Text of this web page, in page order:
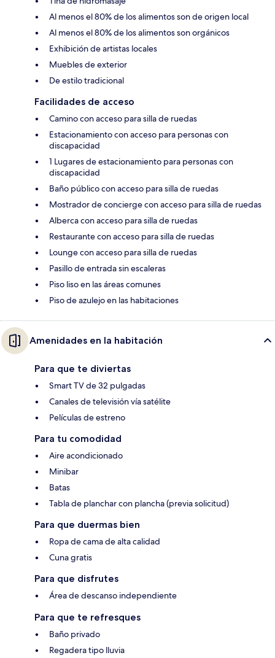
Al menos el 80% de los alimentos son de origen local
Al menos el 80% de los alimentos son orgánicos
Exhibición de artistas locales
Muebles de exterior
De estilo tradicional
Facilidades de acceso
Camino con acceso para silla de ruedas
Estacionamiento con acceso para personas con
discapacidad
1 Lugares de estacionamiento para personas con
discapacidad
Baño público con acceso para silla de ruedas
Mostrador de concierge con acceso para silla de ruedas
Alberca con acceso para silla de ruedas
Restaurante con acceso para silla de ruedas
Lounge con acceso para silla de ruedas
Pasillo de entrada sin escaleras
Piso liso en las áreas comunes
Piso de azulejo en las habitaciones
Amenidades en la habitación
Para que te diviertas
Smart TV de 32 pulgadas
Canales de televisión vía satélite
Películas de estreno
Para tu comodidad
Aire acondicionado
Minibar
Batas
Tabla de planchar con plancha (previa solicitud)
Para que duermas bien
Ropa de cama de alta calidad
Cuna gratis
Para que disfrutes
Área de descanso independiente
Para que te refresques
Baño privado
Regadera tipo lluvia